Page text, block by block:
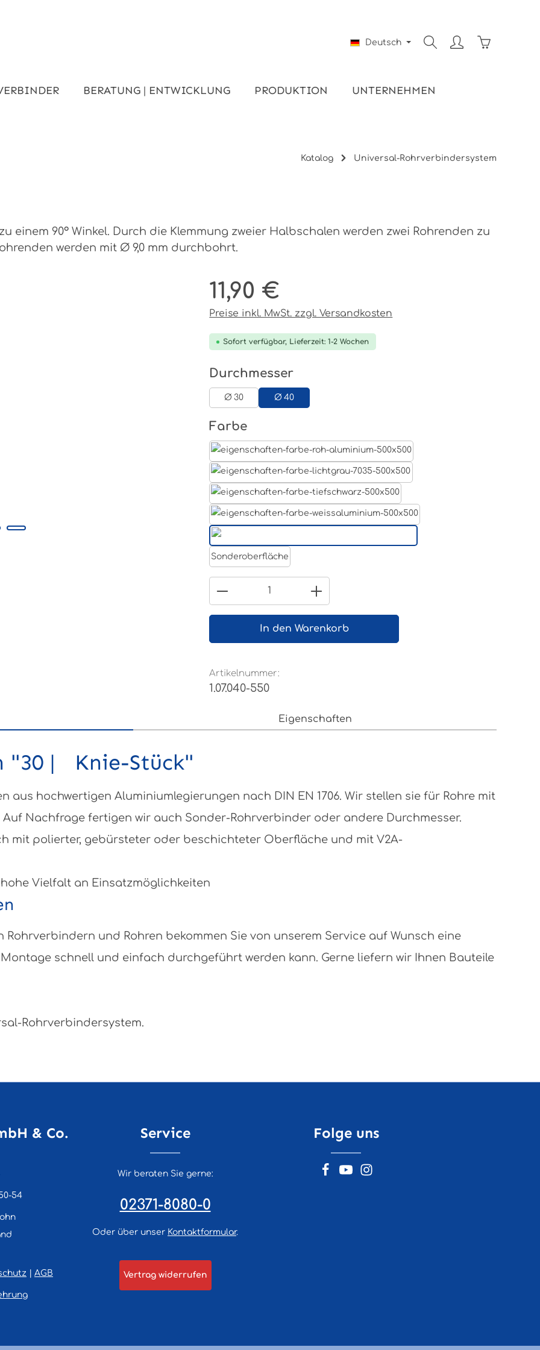
Deutsch
BERATUNG | ENTWICKLUNG PRODUKTION UNTERNEHMEN
Katalog Universal-Rohrverbindersystem
einem 90° Winkel. Durch die Klemmung zweier Halbschalen werden zwei Rohrenden zu
werden mit Ø 9,0 mm durchbohrt.
Regulärer Preis:
11,90 €
Preise inkl. MwSt. zzgl. Versandkosten
Sofort verfügbar, Lieferzeit: 1-2 Wochen
Durchmesserauswählen
Ø 30 Ø 40
Farbeauswählen
Weißaluminium- RAL 9006
Sonderoberfläche
Produkt Anzahl: Gib den gewünschten
In den Warenkorb
Artikelnummer:
1.07.040-550
Eigenschaften
"30 | Knie-Stück"
aus hochwertigen Aluminiumlegierungen nach DIN EN 1706. Wir stellen sie für Rohre mit
Auf Nachfrage fertigen wir auch Sonder-Rohrverbinder oder andere Durchmesser.
mit polierter, gebürsteter oder beschichteter Oberfläche und mit V2A-
Vielfalt an Einsatzmöglichkeiten
Rohrverbindern und Rohren bekommen Sie von unserem Service auf Wunsch eine
schnell und einfach durchgeführt werden kann. Gerne liefern wir Ihnen Bauteile
Rohrverbindersystem.
& Co.
54
AGB
Service
Wir beraten Sie gerne:
02371-8080-0
Oder über unser Kontaktformular.
Vertrag widerrufen
Folge uns